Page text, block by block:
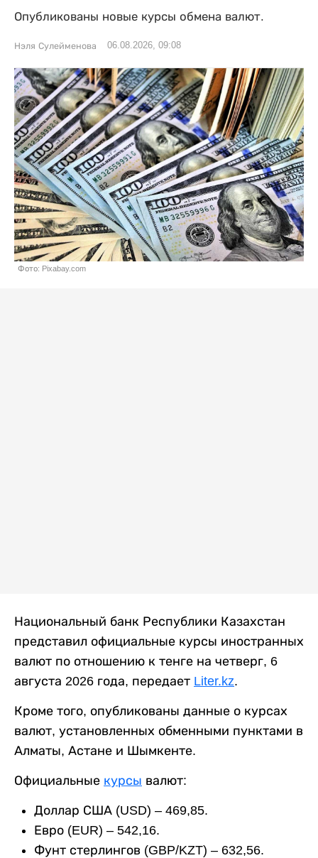
Опубликованы новые курсы обмена валют.
Нэля Сулейменова 06.08.2026, 09:08
Фото: Pixabay.com
Национальный банк Республики Казахстан
представил официальные курсы иностранных
валют по отношению к тенге на четверг, 6
августа 2026 года, передает Liter.kz.
Кроме того, опубликованы данные о курсах
валют, установленных обменными пунктами в
Алматы, Астане и Шымкенте.
Официальные курсы валют:
Доллар США (USD) – 469,85.
Евро (EUR) – 542,16.
Фунт стерлингов (GBP/KZT) – 632,56.